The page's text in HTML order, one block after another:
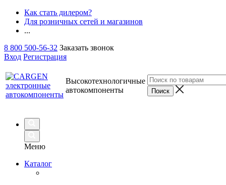
Как стать дилером?
Для розничных сетей и магазинов
...
8 800 500-56-32 Заказать звонок
Вход Регистрация
Высокотехнологичные
автокомпоненты
Меню
Каталог